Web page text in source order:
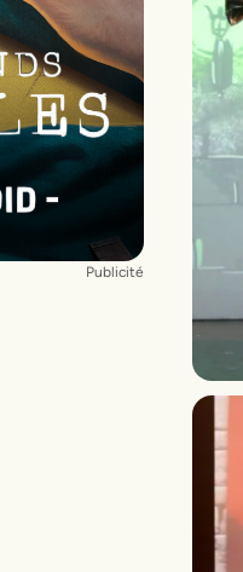
),Alain
Les Frères
de
Publicité